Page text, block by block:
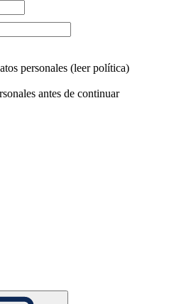
personales (leer política)
antes de continuar